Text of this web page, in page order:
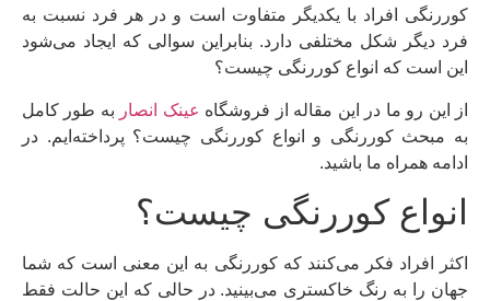
کوررنگی افراد با یکدیگر متفاوت است و در هر فرد نسبت به
فرد دیگر شکل مختلفی دارد. بنابراین سوالی که ایجاد می‌شود
این است که انواع کوررنگی چیست؟
از این رو ما در این مقاله از فروشگاهعینک انصاربه طور کامل
به مبحث کوررنگی و انواع کوررنگی چیست؟ پرداخته‌ایم. در
ادامه همراه ما باشید.
انواع کوررنگی چیست؟
اکثر افراد فکر می‌کنند که کوررنگی به این معنی است که شما
جهان را به رنگ خاکستری می‌بینید. در حالی که این حالت فقط